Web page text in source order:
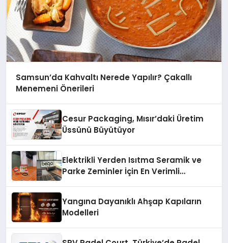
Samsun’da Kahvaltı Nerede Yapılır? Çakallı
Menemeni Önerileri
Cesur Packaging, Mısır’daki Üretim
Üssünü Büyütüyor
Elektrikli Yerden Isıtma Seramik ve
Parke Zeminler İçin En Verimli
Yangına Dayanıklı Ahşap Kapıların
Modelleri